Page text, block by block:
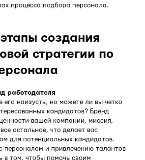
процесса подбора персонала.
создания
стратегии по
работодателя
его наизусть, но можете ли вы четко
кандидатов? Бренд
вашей компании, миссия,
остальное, что делает вас
для потенциальных кандидатов.
персоналом и привлечению талантов
в том, чтобы помочь своим